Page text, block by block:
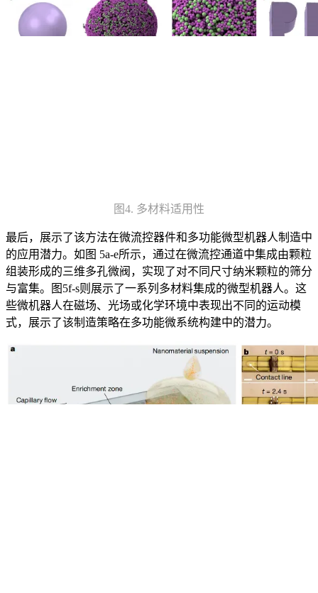
图4. 多材料适用性
最后，展示了该方法在微流控器件和多功能微型机器人制造中
的应用潜力。如图 5a-e所示，通过在微流控通道中集成由颗粒
组装形成的三维多孔微阀，实现了对不同尺寸纳米颗粒的筛分
与富集。图5f-s则展示了一系列多材料集成的微型机器人。这
些微机器人在磁场、光场或化学环境中表现出不同的运动模
式，展示了该制造策略在多功能微系统构建中的潜力。